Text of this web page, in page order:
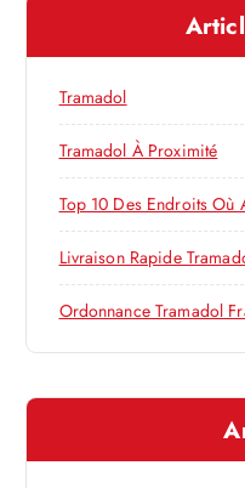
l
i
c
c
e
r
:
Tramadol
Tramadol À Proximité
Top 10 Des Endroits Où
Livraison Rapide
Ordonnance Tramadol